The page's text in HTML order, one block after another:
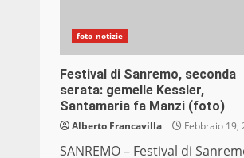
foto notizie
Festival di Sanremo, seconda
serata: gemelle Kessler,
Santamaria fa Manzi (foto)
Alberto Francavilla Febbraio 19,
SANREMO – Festival di